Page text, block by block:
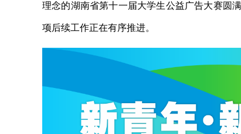
理念的湖南省第十一届大学生公益广告大赛圆
项后续工作正在有序推进。